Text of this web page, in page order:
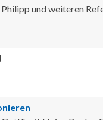
und weiteren